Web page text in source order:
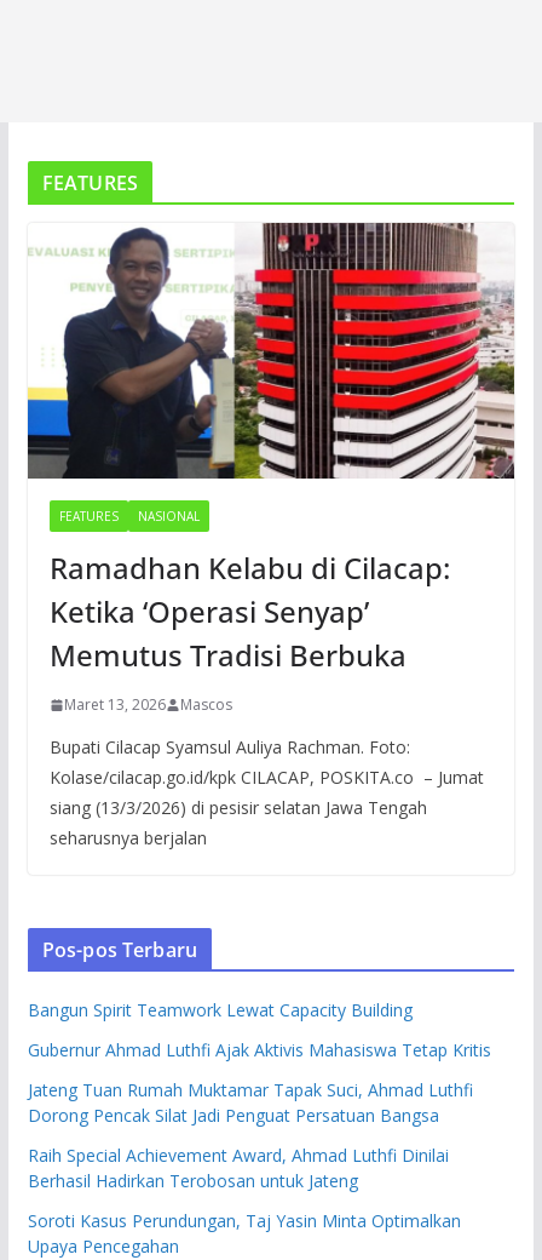
FEATURES
FEATURES NASIONAL
Ramadhan Kelabu di Cilacap:
Ketika ‘Operasi Senyap’
Memutus Tradisi Berbuka
Maret 13, 2026 Mascos
Bupati Cilacap Syamsul Auliya Rachman. Foto:
Kolase/cilacap.go.id/kpk CILACAP, POSKITA.co – Jumat
siang (13/3/2026) di pesisir selatan Jawa Tengah
seharusnya berjalan
Pos-pos Terbaru
Bangun Spirit Teamwork Lewat Capacity Building
Gubernur Ahmad Luthfi Ajak Aktivis Mahasiswa Tetap Kritis
Jateng Tuan Rumah Muktamar Tapak Suci, Ahmad Luthfi
Dorong Pencak Silat Jadi Penguat Persatuan Bangsa
Raih Special Achievement Award, Ahmad Luthfi Dinilai
Berhasil Hadirkan Terobosan untuk Jateng
Soroti Kasus Perundungan, Taj Yasin Minta Optimalkan
Upaya Pencegahan